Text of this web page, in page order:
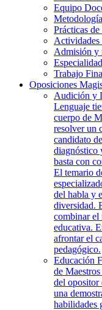
Equipo
Metodología
Prácticas
Actividades
Admisión y
Trabajo
Oposiciones
Audición y
Lenguaje
cuerpo de
resolver un
candidato
diagnóstico
basta con
El temario
del habla y
diversidad.
combinar el
educativa.
afrontar el
pedagógico.
Educación
de
del opositor
una
habilidades